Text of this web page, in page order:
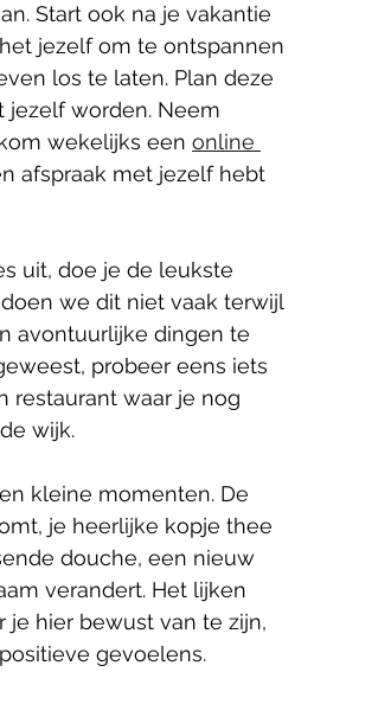
Start ook na je vakantie
jezelf om te ontspannen
los te laten. Plan deze
jezelf worden. Neem
wekelijks een online
afspraak met jezelf hebt
uit, doe je de leukste
we dit niet vaak terwijl
avontuurlijke dingen te
probeer eens iets
restaurant waar je nog
wijk.
kleine momenten. De
je heerlijke kopje thee
douche, een nieuw
verandert. Het lijken
hier bewust van te zijn,
gevoelens.